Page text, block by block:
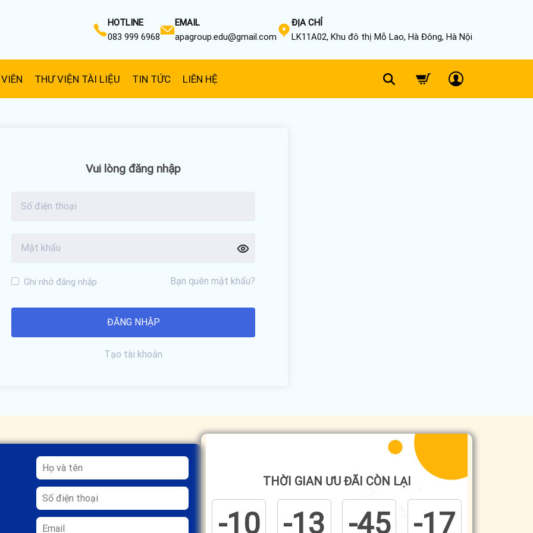
HOTLINE
083 999 6968
EMAIL
apagroup.edu@gmail.com
ĐỊA CHỈ
LK11A02, Khu đô thị Mỗ Lao, Hà Đông, Hà Nội
THƯ VIỆN TÀI LIỆU TIN TỨC LIÊN HỆ
Vui lòng đăng nhập
Ghi nhớ đăng nhập Bạn quên mật khẩu?
Tạo tài khoản
THỜI GIAN ƯU ĐÃI CÒN LẠI
-10 -13 -45 -17